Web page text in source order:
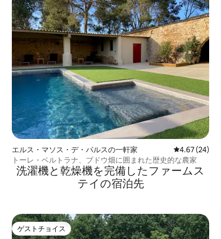
エルス・マソス・デ・パルスの一軒家 レビュー24
4.67 (24)
トーレ・ベルトラナ、ブドウ畑に囲まれた歴史的な農家
洗濯機と乾燥機を完備したファームス
テイの宿泊先
ゲストチョイス
ゲストチョイス